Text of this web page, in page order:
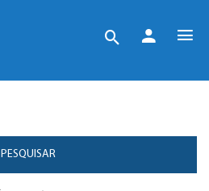
PESQUISAR